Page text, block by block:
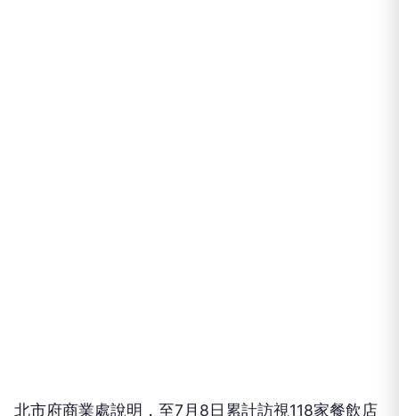
北市府商業處說明，至7月8日累計訪視118家餐飲店